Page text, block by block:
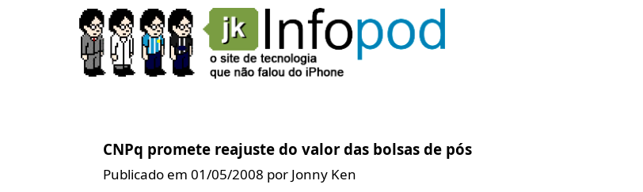
CNPq promete reajuste do valor das bolsas de pós
Publicado em 01/05/2008 por Jonny Ken